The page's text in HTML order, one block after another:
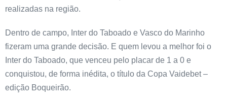
realizadas na região.
Dentro de campo, Inter do Taboado e Vasco do Marinho
fizeram uma grande decisão. E quem levou a melhor foi o
Inter do Taboado, que venceu pelo placar de 1 a 0 e
conquistou, de forma inédita, o título da Copa Vaidebet –
edição Boqueirão.